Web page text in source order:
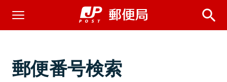
郵便番号検索